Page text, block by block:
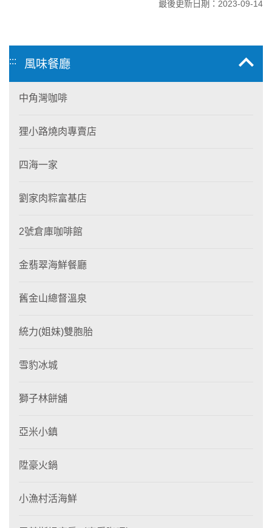
最後更新日期：2023-09-14
::: 風味餐廳
中角灣咖啡
狸小路燒肉專賣店
四海一家
劉家肉粽富基店
2號倉庫咖啡館
金翡翠海鮮餐廳
舊金山總督溫泉
統力(姐妹)雙胞胎
雪豹冰城
獅子林餅舖
亞米小鎮
陞豪火鍋
小漁村活海鮮